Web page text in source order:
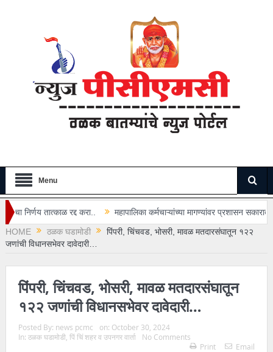
Menu
करा.. महापालिका कर्मचाऱ्यांच्या मागण्यांवर प्रशासन सकारात्मक…
“अभिजीत
HOME
ठळक घडामोडी
पिंपरी, चिंचवड, भोसरी, मावळ मतदारसंघातून १२२
जणांची विधानसभेवर दावेदारी…
पिंपरी, चिंचवड, भोसरी, मावळ मतदारसंघातून
१२२ जणांची विधानसभेवर दावेदारी…
Posted By: news pcmc on: October 30, 2024
In: ठळक घडामोडी, पिं चिं शहर व उपनगर वार्ता
No Comments
Print
Email